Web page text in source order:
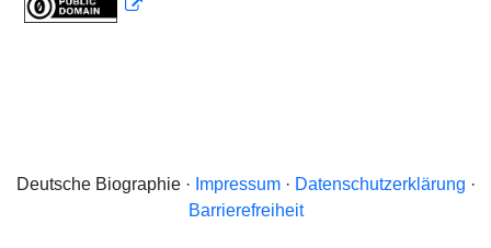
Deutsche Biographie · Impressum· Datenschutzerklärung ·
Barrierefreiheit